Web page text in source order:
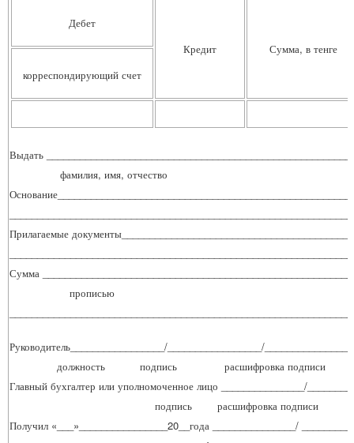
Дебет
Кредит
Сумма, в тенге
корреспондирующий счет
Выдать
фамилия, имя, отчество
Прилагаемые
Сумма
прописью
Руководитель_________________/_________________/
должность подпись расшифровка подписи
Главный бухгалтер или уполномоченное лицо _______________/
подпись расшифровка подписи
Получил «___»________________20__года _______________/